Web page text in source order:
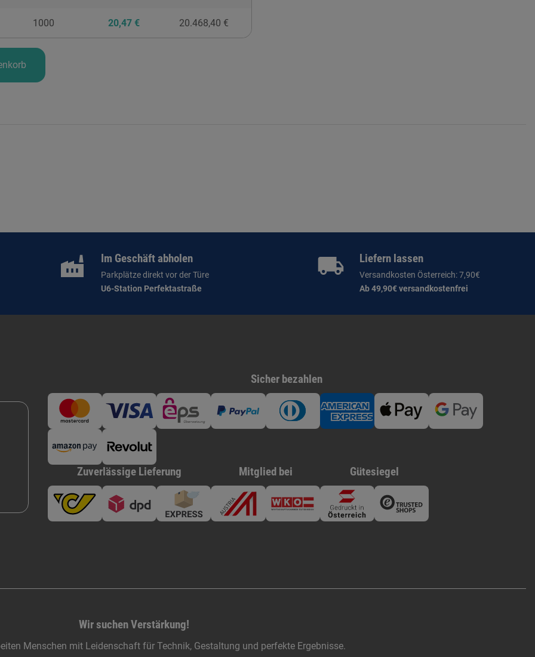
1000 20,47 € 20.468,40 €
Im Geschäft abholen
Parkplätze direkt vor der Türe
U6-Station Perfektastraße
Liefern lassen
Versandkosten Österreich: 7,90€
Ab 49,90€ versandkostenfrei
Sicher bezahlen
Zuverlässige Lieferung Mitglied bei Gütesiegel
Wir suchen Verstärkung!
Menschen mit Leidenschaft für Technik, Gestaltung und perfekte Ergebnisse.